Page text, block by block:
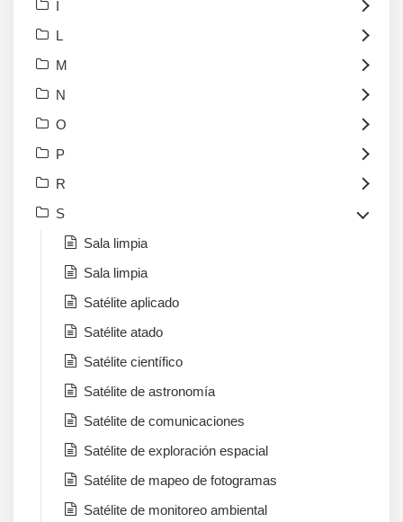
I
L
M
N
O
P
R
S
Sala limpia
Sala limpia
Satélite aplicado
Satélite atado
Satélite científico
Satélite de astronomía
Satélite de comunicaciones
Satélite de exploración espacial
Satélite de mapeo de fotogramas
Satélite de monitoreo ambiental